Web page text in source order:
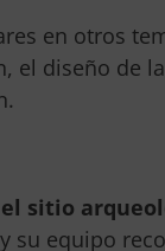
en otros
el diseño de
sitio
su equipo